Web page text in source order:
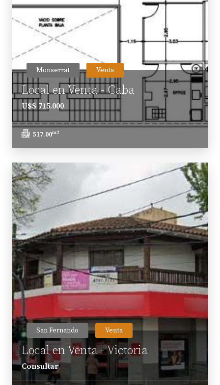
Monserrat Venta
Local en Venta - Caba
U$S 715.000
517.00m2
San Fernando Venta
Local en Venta - Victoria
Consultar